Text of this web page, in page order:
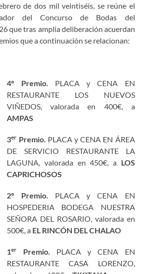
de dos mil veintiséis, se reúne el
del Concurso de Bodas del
que tras amplia deliberación acuerdan
que a continuación se relacionan:
4º Premio. PLACA y CENA EN
RESTAURANTE LOS NUEVOS
VIÑEDOS, valorada en 400€, a
AMPAS
3er Premio. PLACA y CENA EN ÁREA
DE SERVICIO RESTAURANTE LA
LAGUNA, valorada en 450€, a LOS
CAPRICHOSOS
2º Premio. PLACA y CENA EN
HOSPEDERIA BODEGA NUESTRA
SEÑORA DEL ROSARIO, valorada en
500€, a EL RINCÓN DEL CHALAO
1er Premio. PLACA y CENA EN
RESTAURANTE CASA LORENZO,